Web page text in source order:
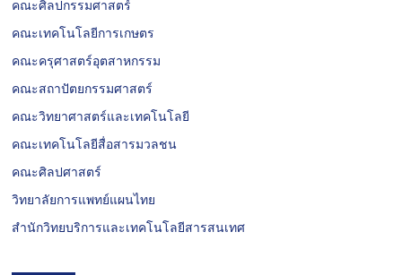
คณะศิลปกรรมศาสตร์
คณะเทคโนโลยีการเกษตร
คณะครุศาสตร์อุตสาหกรรม
คณะสถาปัตยกรรมศาสตร์
คณะวิทยาศาสตร์และเทคโนโลยี
คณะเทคโนโลยีสื่อสารมวลชน
คณะศิลปศาสตร์
วิทยาลัยการแพทย์แผนไทย
สำนักวิทยบริการและเทคโนโลยีสารสนเทศ